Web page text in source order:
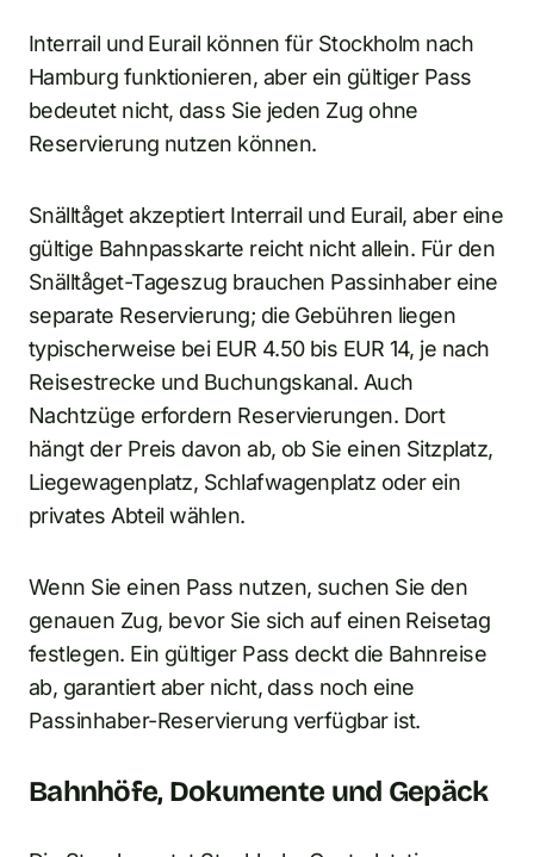
Interrail und Eurail können für Stockholm nach
Hamburg funktionieren, aber ein gültiger Pass
bedeutet nicht, dass Sie jeden Zug ohne
Reservierung nutzen können.
Snälltåget akzeptiert Interrail und Eurail, aber eine
gültige Bahnpasskarte reicht nicht allein. Für den
Snälltåget-Tageszug brauchen Passinhaber eine
separate Reservierung; die Gebühren liegen
typischerweise bei EUR 4.50 bis EUR 14, je nach
Reisestrecke und Buchungskanal. Auch
Nachtzüge erfordern Reservierungen. Dort
hängt der Preis davon ab, ob Sie einen Sitzplatz,
Liegewagenplatz, Schlafwagenplatz oder ein
privates Abteil wählen.
Wenn Sie einen Pass nutzen, suchen Sie den
genauen Zug, bevor Sie sich auf einen Reisetag
festlegen. Ein gültiger Pass deckt die Bahnreise
ab, garantiert aber nicht, dass noch eine
Passinhaber-Reservierung verfügbar ist.
Bahnhöfe, Dokumente und Gepäck